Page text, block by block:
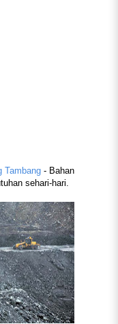
Tambang - Bahan
sehari-hari.